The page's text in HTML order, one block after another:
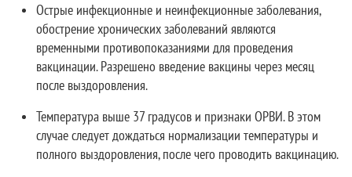
Острые инфекционные и неинфекционные заболевания,
обострение хронических заболеваний являются
временными противопоказаниями для проведения
вакцинации. Разрешено введение вакцины через месяц
после выздоровления.
Температура выше 37 градусов и признаки ОРВИ. В этом
случае следует дождаться нормализации температуры и
полного выздоровления, после чего проводить вакцинацию.